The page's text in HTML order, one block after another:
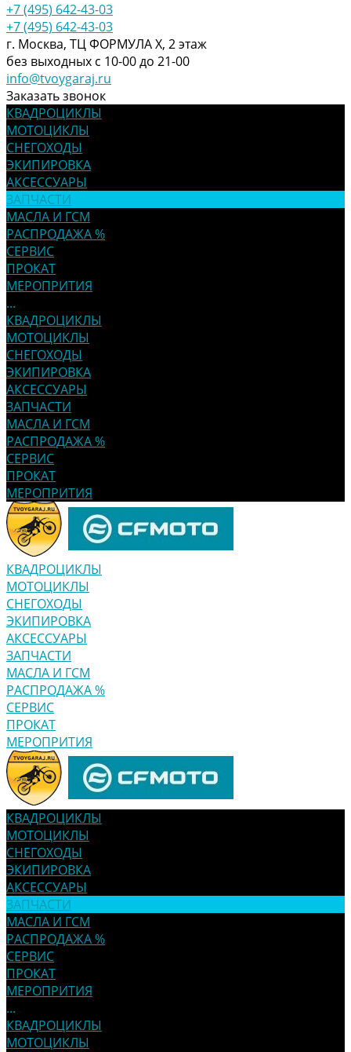
+7 (495) 642-43-03
+7 (495) 642-43-03
г. Москва, ТЦ ФОРМУЛА Х, 2 этаж
без выходных с 10-00 до 21-00
info@tvoygaraj.ru
Заказать звонок
КВАДРОЦИКЛЫ
МОТОЦИКЛЫ
СНЕГОХОДЫ
ЭКИПИРОВКА
АКСЕССУАРЫ
ЗАПЧАСТИ
МАСЛА И ГСМ
РАСПРОДАЖА %
СЕРВИС
ПРОКАТ
МЕРОПРИТИЯ
...
КВАДРОЦИКЛЫ
МОТОЦИКЛЫ
СНЕГОХОДЫ
ЭКИПИРОВКА
АКСЕССУАРЫ
ЗАПЧАСТИ
МАСЛА И ГСМ
РАСПРОДАЖА %
СЕРВИС
ПРОКАТ
МЕРОПРИТИЯ
КВАДРОЦИКЛЫ
МОТОЦИКЛЫ
СНЕГОХОДЫ
ЭКИПИРОВКА
АКСЕССУАРЫ
ЗАПЧАСТИ
МАСЛА И ГСМ
РАСПРОДАЖА %
СЕРВИС
ПРОКАТ
МЕРОПРИТИЯ
КВАДРОЦИКЛЫ
МОТОЦИКЛЫ
СНЕГОХОДЫ
ЭКИПИРОВКА
АКСЕССУАРЫ
ЗАПЧАСТИ
МАСЛА И ГСМ
РАСПРОДАЖА %
СЕРВИС
ПРОКАТ
МЕРОПРИТИЯ
...
КВАДРОЦИКЛЫ
МОТОЦИКЛЫ